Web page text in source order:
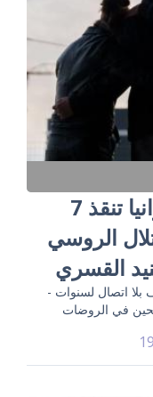
مبادرة أعيدوا أطفال أوكرانيا تنقذ 7
الروسي
القسري
اتصال لسنوات -
في الروضات